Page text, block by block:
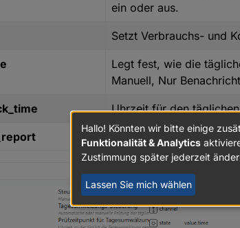
ein oder aus.
Setzt Verbrauchs- und
Legt fest, wie die
Manuell, Nur
Uhrzeit für den
Zeitstempel des letzten
Hallo! Könnten wir bitte einige
Funktionalität & Analytics
Zustimmung später jederzeit
Lassen Sie mich wählen